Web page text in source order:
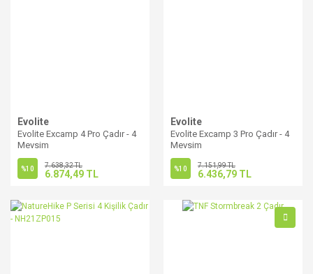
Evolite
Evolite Excamp 4 Pro Çadır - 4
Mevsim
%10 7.638,32 TL
6.874,49 TL
Evolite
Evolite Excamp 3 Pro Çadır - 4
Mevsim
%10 7.151,99 TL
6.436,79 TL